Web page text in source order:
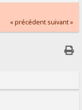
« précédent suivant »